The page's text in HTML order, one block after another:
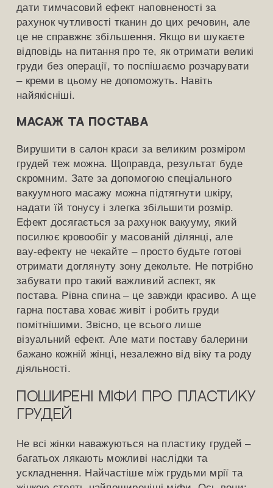
дати тимчасовий ефект наповненості за
рахунок чутливості тканин до цих речовин, але
це не справжнє збільшення. Якщо ви шукаєте
відповідь на питання про те, як отримати великі
груди без операції, то поспішаємо розчарувати
– креми в цьому не допоможуть. Навіть
найякісніші.
Масаж та постава
Вирушити в салон краси за великим розміром
грудей теж можна. Щоправда, результат буде
скромним. Зате за допомогою спеціального
вакуумного масажу можна підтягнути шкіру,
надати їй тонусу і злегка збільшити розмір.
Ефект досягається за рахунок вакууму, який
посилює кровообіг у масованій ділянці, але
вау-ефекту не чекайте – просто будьте готові
отримати доглянуту зону декольте. Не потрібно
забувати про такий важливий аспект, як
постава. Рівна спина – це завжди красиво. А ще
гарна постава ховає живіт і робить груди
помітнішими. Звісно, це всього лише
візуальний ефект. Але мати поставу балерини
бажано кожній жінці, незалежно від віку та роду
діяльності.
Поширені міфи про пластику
грудей
Не всі жінки наважуються на пластику грудей –
багатьох лякають можливі наслідки та
ускладнення. Найчастіше між грудьми мрії та